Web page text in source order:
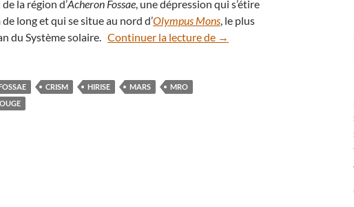
la région d’Acheron Fossae, une dépression qui s’étire
long et qui se situe au nord d’Olympus Mons, le plus
du Système solaire. Continuer la lecture de Glissements de terrain sur
→
CRISM HIRISE MARS
MRO